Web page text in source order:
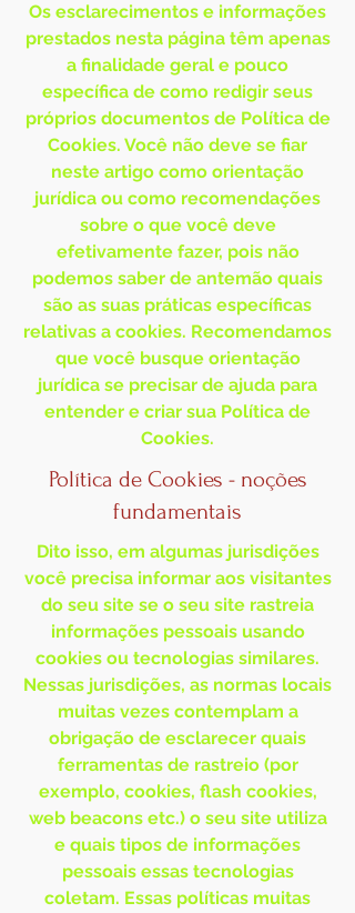
Os esclarecimentos e informações
prestados nesta página têm apenas
a finalidade geral e pouco
específica de como redigir seus
próprios documentos de Política de
Cookies. Você não deve se fiar
neste artigo como orientação
jurídica ou como recomendações
sobre o que você deve
efetivamente fazer, pois não
podemos saber de antemão quais
são as suas práticas específicas
relativas a cookies. Recomendamos
que você busque orientação
jurídica se precisar de ajuda para
entender e criar sua Política de
Cookies.
Política de Cookies - noções
fundamentais
Dito isso, em algumas jurisdições
você precisa informar aos visitantes
do seu site se o seu site rastreia
informações pessoais usando
cookies ou tecnologias similares.
Nessas jurisdições, as normas locais
muitas vezes contemplam a
obrigação de esclarecer quais
ferramentas de rastreio (por
exemplo, cookies, flash cookies,
web beacons etc.) o seu site utiliza
e quais tipos de informações
pessoais essas tecnologias
coletam. Essas políticas muitas